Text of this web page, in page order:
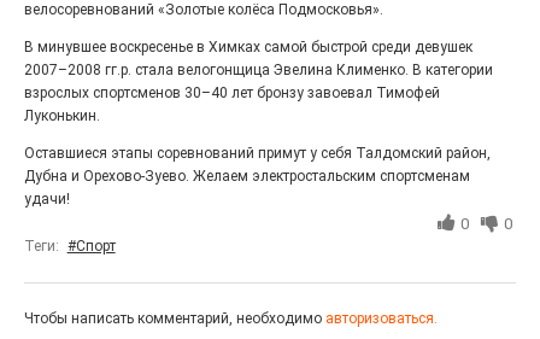
путешествуют по городу
27.07.2026 0
Радость в квадрате! На этой неделе электростальцев
дважды порадует проект «Районы-кварталы».
велосоревнований «Золотые колёса Подмосковья».
В минувшее воскресенье в Химках самой быстрой среди девушек
2007–2008 гг.р. стала велогонщица Эвелина Клименко. В категории
взрослых спортсменов 30–40 лет бронзу завоевал Тимофей
Луконькин.
Оставшиеся этапы соревнований примут у себя Талдомский район,
Дубна и Орехово-Зуево. Желаем электростальским спортсменам
удачи!
0 0
Теги: #Спорт
Чтобы написать комментарий, необходимо авторизоваться.